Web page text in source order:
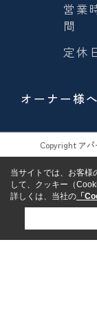
営業
間
定休
オーナー様へ
Copyright アパ
当サイトでは、お客様
して、クッキー（
詳しくは、当社の 「